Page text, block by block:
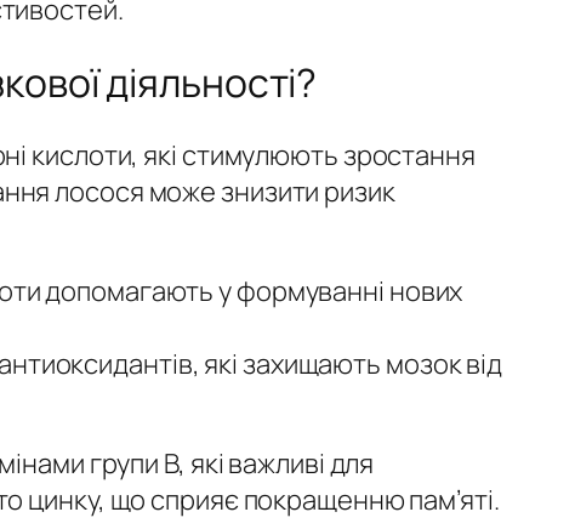
діяльності?
кислоти, які стимулюють зростання
лосося може знизити ризик
допомагають у формуванні нових
які захищають мозок від
групи В, які важливі для
цинку, що сприяє покращенню пам’яті.